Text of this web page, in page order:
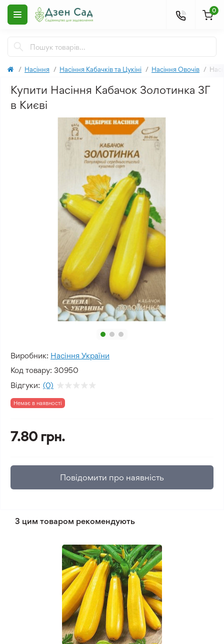
0
Насіння Насіння Кабачків та Цукіні Насіння Овочів
Купити Насіння Кабачок Золотинка 3Г
в Києві
Виробник: Насіння України
Код товару: 30950
Відгуки: (0)
Немає в наявності
7.80 грн.
Повідомити про наявність
З цим товаром рекомендують